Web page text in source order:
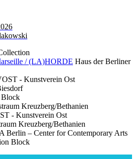
/ (LA)HORDE Haus der Berliner
- Kunstverein Ost
Kreuzberg/Bethanien
- Kunstverein Ost
Kreuzberg/Bethanien
Berlin – Center for Contemporary Arts
Block